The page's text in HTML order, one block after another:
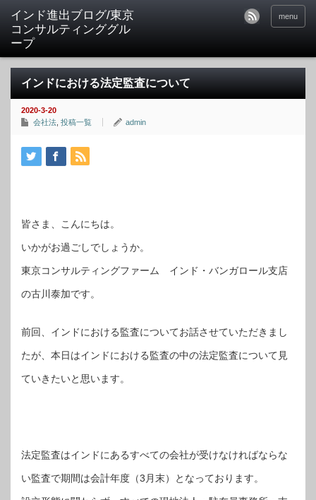
インド進出ブログ/東京
コンサルティンググル
ープ
menu
インドにおける法定監査について
2020-3-20
会社法 投稿一覧 admin
皆さま、こんにちは。
いかがお過ごしでしょうか。
東京コンサルティングファーム インド・バンガロール支店
の古川泰加です。
前回、インドにおける監査についてお話させていただきまし
たが、本日はインドにおける監査の中の法定監査について見
ていきたいと思います。
法定監査はインドにあるすべての会社が受けなければならな
い監査で期間は会計年度（3月末）となっております。